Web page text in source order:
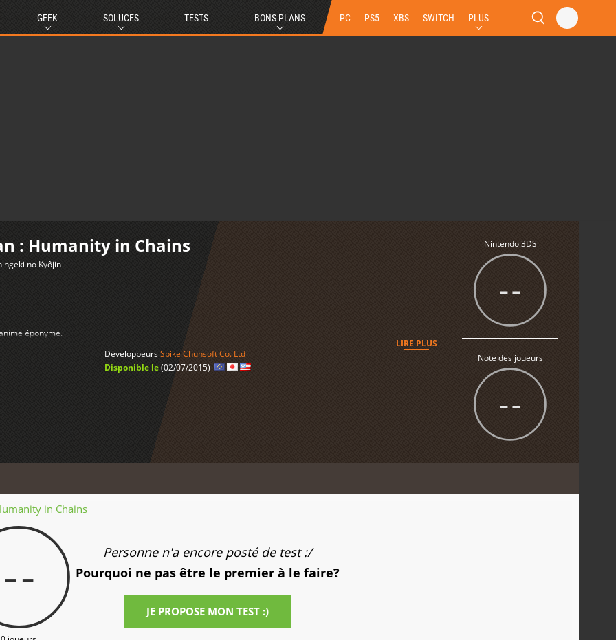
GEEK SOLUCES TESTS BONS PLANS PC PS5 XBS SWITCH PLUS
: Humanity in Chains
no Kyôjin
éponyme.
LIRE PLUS
DéveloppeursSpike Chunsoft Co. Ltd
Disponible le(02/07/2015)
Nintendo 3DS
--
Note des joueurs
--
in Chains
--
Personne n'a encore posté de test :/
Pourquoi ne pas être le premier à le faire?
JE PROPOSE MON TEST :)